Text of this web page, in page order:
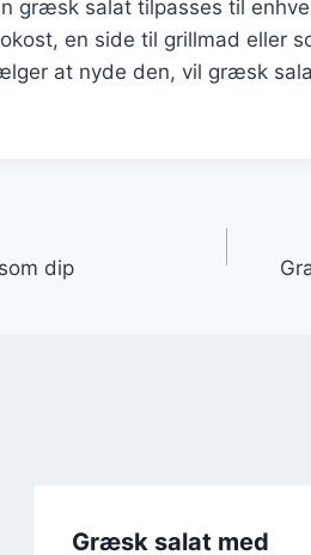
græsk salat tilpasses til
en side til grillmad eller
at nyde den, vil græsk
dip
Græsk salat med